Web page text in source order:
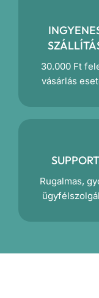
30.000 Ft
vásárlás
SUPPORT
Rugalmas,